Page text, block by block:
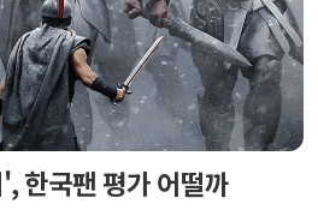
한국팬 평가 어떨까